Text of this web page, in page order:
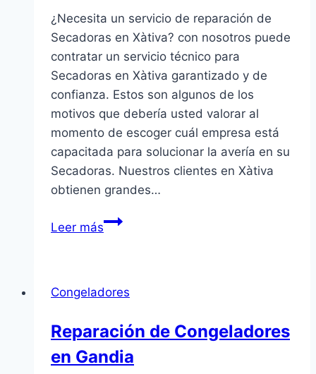
¿Necesita un servicio de reparación de
Secadoras en Xàtiva? con nosotros puede
contratar un servicio técnico para
Secadoras en Xàtiva garantizado y de
confianza. Estos son algunos de los
motivos que debería usted valorar al
momento de escoger cuál empresa está
capacitada para solucionar la avería en su
Secadoras. Nuestros clientes en Xàtiva
obtienen grandes…
Leer másReparación
Xàtiva
Congeladores
Reparación de Congeladores
en Gandia